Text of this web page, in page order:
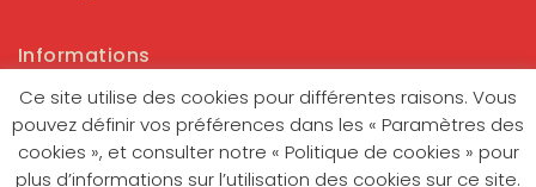
Informations
Conditions générales de vente
Cookies
We use cookies to ensure that we give you the best
experience on our website. If you continue to use this
site we will assume that you are happy with it.
Ce site utilise des cookies pour différentes raisons. Vous
pouvez définir vos préférences dans les « Paramètres des
cookies », et consulter notre « Politique de cookies » pour
plus d’informations sur l’utilisation des cookies sur ce site.